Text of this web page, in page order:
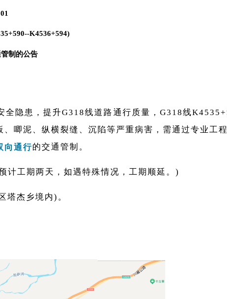
01
K4536+594)
制的公告
全隐患，提升G318线道路通行质量，G318线
唧泥、纵横裂缝、沉陷等严重病害，需通过专业工
向通行的交通管制。
计工期两天，如遇特殊情况，工期顺延。)
塔杰乡境内)。